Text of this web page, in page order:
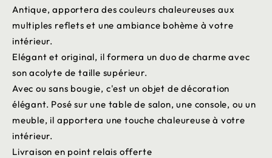
Antique, apportera des couleurs chaleureuses aux
multiples reflets et une ambiance bohème à votre
intérieur.
Elégant et original, il formera un duo de charme avec
son acolyte de taille supérieur.
Avec ou sans bougie, c'est un objet de décoration
élégant. Posé sur une table de salon, une console, ou un
meuble, il apportera une touche chaleureuse à votre
intérieur.
Livraison en point relais offerte